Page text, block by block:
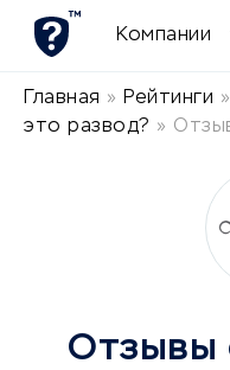
Компании
Главная » Рейтинги »
это развод? »
Отзывы